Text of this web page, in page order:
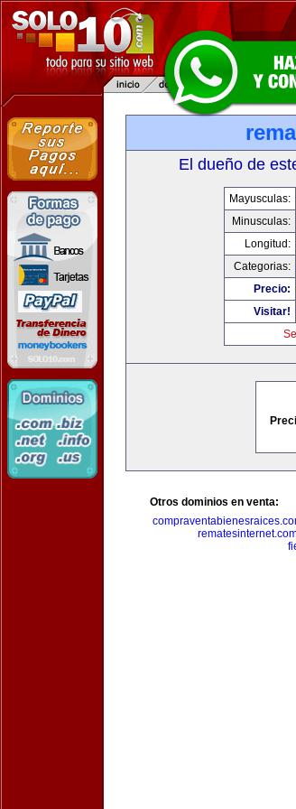
El dueño de
Mayusculas:
Minusculas:
Longitud:
Categorias:
Precio:
Visitar!
Otros dominios en venta: